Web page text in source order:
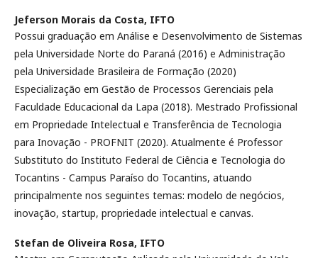
Jeferson Morais da Costa, IFTO
Possui graduação em Análise e Desenvolvimento de Sistemas
pela Universidade Norte do Paraná (2016) e Administração
pela Universidade Brasileira de Formação (2020)
Especialização em Gestão de Processos Gerenciais pela
Faculdade Educacional da Lapa (2018). Mestrado Profissional
em Propriedade Intelectual e Transferência de Tecnologia
para Inovação - PROFNIT (2020). Atualmente é Professor
Substituto do Instituto Federal de Ciência e Tecnologia do
Tocantins - Campus Paraíso do Tocantins, atuando
principalmente nos seguintes temas: modelo de negócios,
inovação, startup, propriedade intelectual e canvas.
Stefan de Oliveira Rosa, IFTO